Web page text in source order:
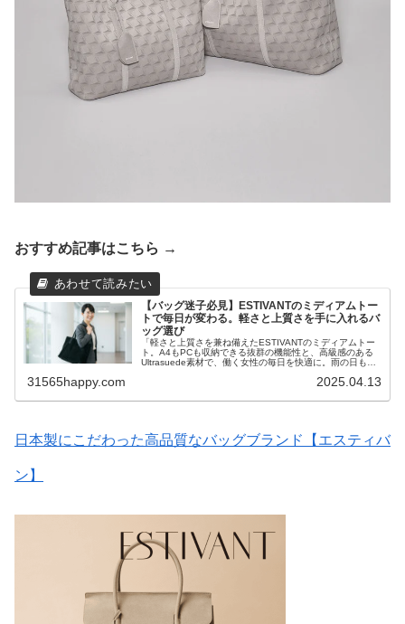
おすすめ記事はこちら →
【バッグ迷子必見】ESTIVANTのミディアムトー
トで毎日が変わる。軽さと上質さを手に入れるバ
ッグ選び
「軽さと上質さを兼ね備えたESTIVANTのミディアムトー
ト。A4もPCも収納できる抜群の機能性と、高級感のある
Ultrasuede素材で、働く女性の毎日を快適に。雨の日も安
31565happy.com 2025.04.13
日本製にこだわった高品質なバッグブランド【エスティバ
ン】